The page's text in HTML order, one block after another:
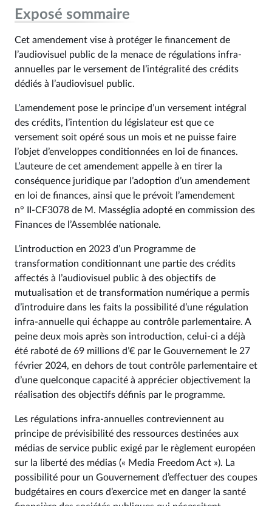
Exposé sommaire
Cet amendement vise à protéger le financement de
l’audiovisuel public de la menace de régulations infra-
annuelles par le versement de l’intégralité des crédits
dédiés à l’audiovisuel public.
L’amendement pose le principe d’un versement intégral
des crédits, l’intention du législateur est que ce
versement soit opéré sous un mois et ne puisse faire
l’objet d’enveloppes conditionnées en loi de finances.
L’auteure de cet amendement appelle à en tirer la
conséquence juridique par l’adoption d’un amendement
en loi de finances, ainsi que le prévoit l’amendement
n° II-CF3078 de M. Masséglia adopté en commission des
Finances de l’Assemblée nationale.
L’introduction en 2023 d’un Programme de
transformation conditionnant une partie des crédits
affectés à l’audiovisuel public à des objectifs de
mutualisation et de transformation numérique a permis
d’introduire dans les faits la possibilité d’une régulation
infra-annuelle qui échappe au contrôle parlementaire. A
peine deux mois après son introduction, celui-ci a déjà
été raboté de 69 millions d’€ par le Gouvernement le 27
février 2024, en dehors de tout contrôle parlementaire et
d’une quelconque capacité à apprécier objectivement la
réalisation des objectifs définis par le programme.
Les régulations infra-annuelles contreviennent au
principe de prévisibilité des ressources destinées aux
médias de service public exigé par le règlement européen
sur la liberté des médias (« Media Freedom Act »). La
possibilité pour un Gouvernement d’effectuer des coupes
budgétaires en cours d’exercice met en danger la santé